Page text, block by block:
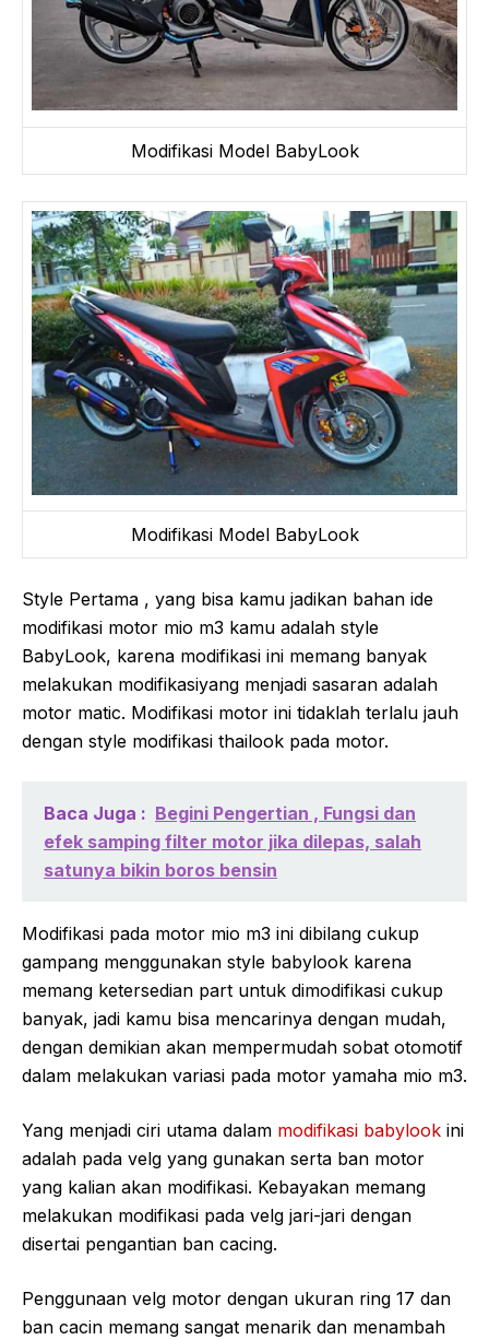
Modifikasi Model BabyLook
Modifikasi Model BabyLook
Style Pertama , yang bisa kamu jadikan bahan ide
modifikasi motor mio m3 kamu adalah style
BabyLook, karena modifikasi ini memang banyak
melakukan modifikasiyang menjadi sasaran adalah
motor matic. Modifikasi motor ini tidaklah terlalu jauh
dengan style modifikasi thailook pada motor.
Baca Juga : Begini Pengertian , Fungsi dan
efek samping filter motor jika dilepas, salah
satunya bikin boros bensin
Modifikasi pada motor mio m3 ini dibilang cukup
gampang menggunakan style babylook karena
memang ketersedian part untuk dimodifikasi cukup
banyak, jadi kamu bisa mencarinya dengan mudah,
dengan demikian akan mempermudah sobat otomotif
dalam melakukan variasi pada motor yamaha mio m3.
Yang menjadi ciri utama dalam modifikasi babylook ini
adalah pada velg yang gunakan serta ban motor
yang kalian akan modifikasi. Kebayakan memang
melakukan modifikasi pada velg jari-jari dengan
disertai pengantian ban cacing.
Penggunaan velg motor dengan ukuran ring 17 dan
ban cacin memang sangat menarik dan menambah